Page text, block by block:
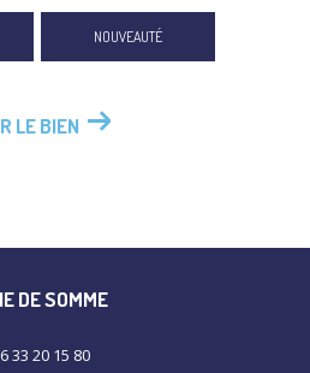
NOUVEAUTÉ
LE BIEN
DE SOMME
33 20 15 80